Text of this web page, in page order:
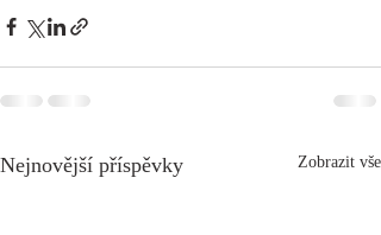
Nejnovější příspěvky Zobrazit vše